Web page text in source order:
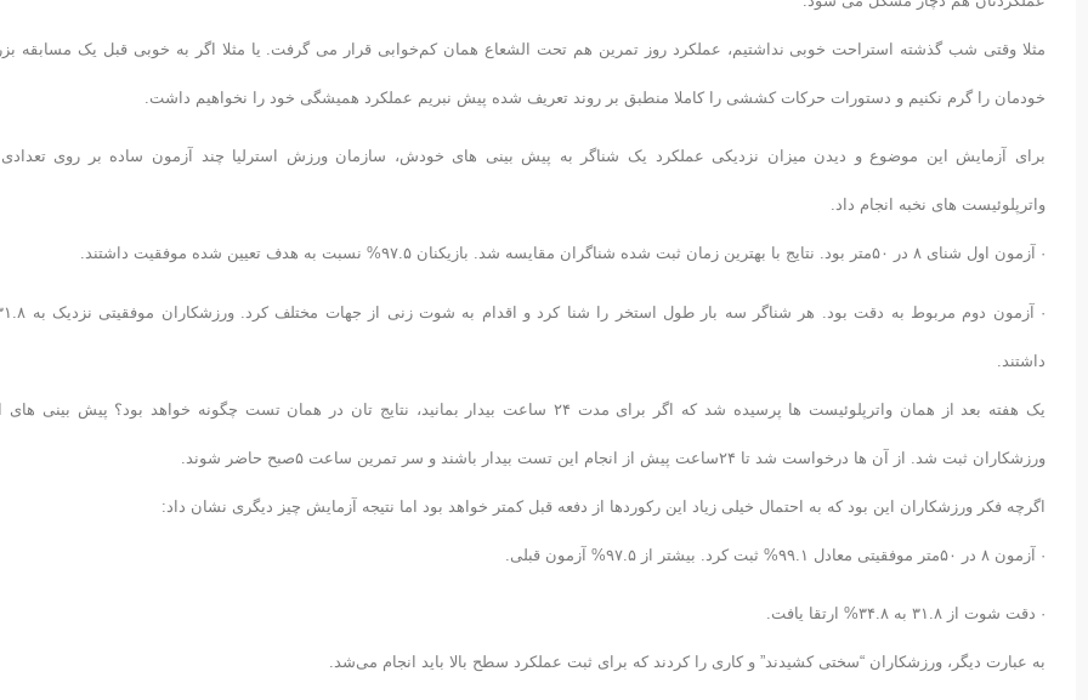
مثلا وقتی شب گذشته استراحت خوبی نداشتیم، عملکرد روز تمرین هم تحت الشعاع همان کم‌خوابی قرار می گرفت. یا مثلا اگر به خوبی قبل یک مسابقه
خودمان را گرم نکنیم و دستورات حرکات کششی را کاملا منطبق بر روند تعریف شده پیش نبریم عملکرد همیشگی خود را نخواهیم داشت.
برای آزمایش این موضوع و دیدن میزان نزدیکی عملکرد یک شناگر به پیش بینی های خودش، سازمان ورزش استرلیا چند آزمون ساده بر روی تعدادی
واترپلوئیست های نخبه انجام داد.
· آزمون اول شنای ۸ در ۵۰متر بود. نتایج با بهترین زمان ثبت شده شناگران مقایسه شد. بازیکنان ۹۷.۵% نسبت به هدف تعیین شده موفقیت داشتند.
داشتند.
یک هفته بعد از همان واترپلوئیست ها پرسیده شد که اگر برای مدت ۲۴ ساعت بیدار بمانید، نتایج تان در همان تست چگونه خواهد بود؟ پیش بینی
ورزشکاران ثبت شد. از آن ها درخواست شد تا ۲۴ساعت پیش از انجام این تست بیدار باشند و سر تمرین ساعت ۵صبح حاضر شوند.
اگرچه فکر ورزشکاران این بود که به احتمال خیلی زیاد این رکوردها از دفعه قبل کمتر خواهد بود اما نتیجه آزمایش چیز دیگری نشان داد:
· آزمون ۸ در ۵۰متر موفقیتی معادل ۹۹.۱% ثبت کرد. بیشتر از ۹۷.۵% آزمون قبلی.
· دقت شوت از ۳۱.۸ به ۳۴.۸% ارتقا یافت.
به عبارت دیگر، ورزشکاران “سختی کشیدند” و کاری را کردند که برای ثبت عملکرد سطح بالا باید انجام می‌شد.